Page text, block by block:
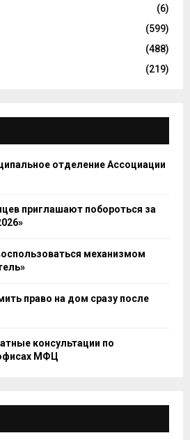
(6)
(599)
(488)
(219)
отделение Ассоциации
приглашают побороться за
механизмом
право на дом сразу после
консультации по
МФЦ